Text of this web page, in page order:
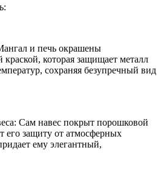
и печь окрашены
краской, которая защищает металл
сохраняя безупречный вид
Сам навес покрыт порошковой
его защиту от атмосферных
ему элегантный,